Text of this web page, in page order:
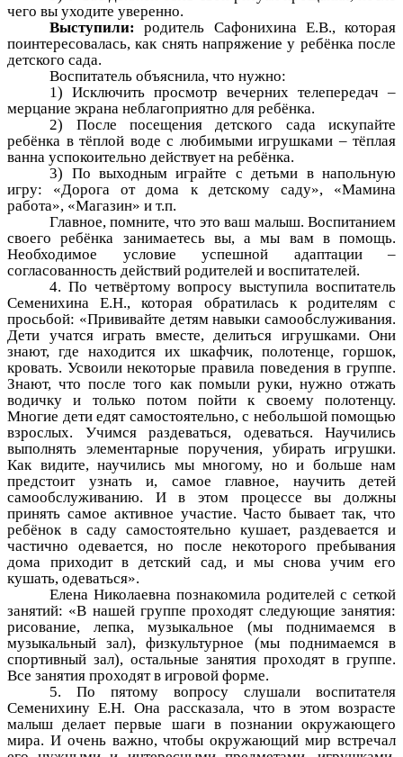
чего вы уходите уверенно.
Выступили:родитель Сафонихина Е.В., которая
поинтересовалась, как снять напряжение у ребёнка после
детского сада.
Воспитатель объяснила, что нужно:
1) Исключить просмотр вечерних телепередач –
мерцание экрана неблагоприятно для ребёнка.
2) После посещения детского сада искупайте
ребёнка в тёплой воде с любимыми игрушками – тёплая
ванна успокоительно действует на ребёнка.
3) По выходным играйте с детьми в напольную
игру: «Дорога от дома к детскому саду», «Мамина
работа», «Магазин» и т.п.
Главное, помните, что это ваш малыш. Воспитанием
своего ребёнка занимаетесь вы, а мы вам в помощь.
Необходимое условие успешной адаптации –
согласованность действий родителей и воспитателей.
4. По четвёртому вопросу выступила воспитатель
Семенихина Е.Н., которая обратилась к родителям с
просьбой: «Прививайте детям навыки самообслуживания.
Дети учатся играть вместе, делиться игрушками. Они
знают, где находится их шкафчик, полотенце, горшок,
кровать. Усвоили некоторые правила поведения в группе.
Знают, что после того как помыли руки, нужно отжать
водичку и только потом пойти к своему полотенцу.
Многие дети едят самостоятельно, с небольшой помощью
взрослых. Учимся раздеваться, одеваться. Научились
выполнять элементарные поручения, убирать игрушки.
Как видите, научились мы многому, но и больше нам
предстоит узнать и, самое главное, научить детей
самообслуживанию. И в этом процессе вы должны
принять самое активное участие. Часто бывает так, что
ребёнок в саду самостоятельно кушает, раздевается и
частично одевается, но после некоторого пребывания
дома приходит в детский сад, и мы снова учим его
кушать, одеваться».
Елена Николаевна познакомила родителей с сеткой
занятий: «В нашей группе проходят следующие занятия:
рисование, лепка, музыкальное (мы поднимаемся в
музыкальный зал), физкультурное (мы поднимаемся в
спортивный зал), остальные занятия проходят в группе.
Все занятия проходят в игровой форме.
5. По пятому вопросу слушали воспитателя
Семенихину Е.Н. Она рассказала, что в этом возрасте
малыш делает первые шаги в познании окружающего
мира. И очень важно, чтобы окружающий мир встречал